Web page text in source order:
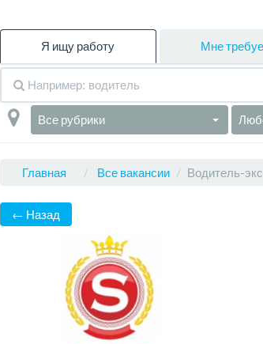
Я ищу работу Мне
Все рубрики
Главная Все вакансии Водитель-
← Назад